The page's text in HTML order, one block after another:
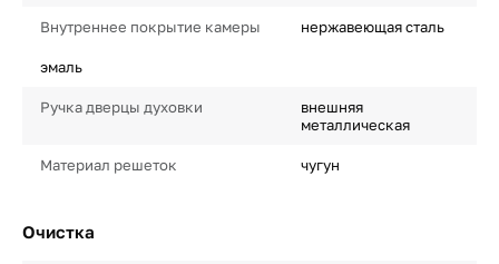
Внутреннее покрытие камеры нержавеющая сталь
эмаль
Ручка дверцы духовки
внешняя
металлическая
Материал решеток чугун
Очистка